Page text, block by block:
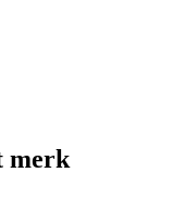
merk